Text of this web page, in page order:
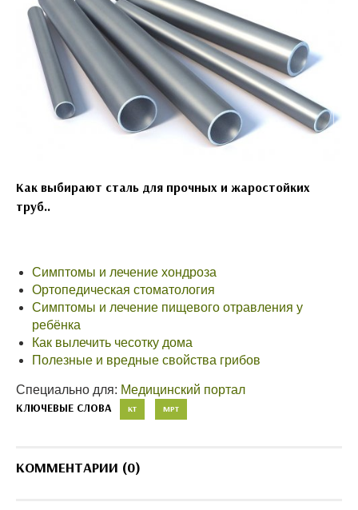
Как выбирают сталь для прочных и жаростойких
труб..
Симптомы и лечение хондроза
Ортопедическая стоматология
Симптомы и лечение пищевого отравления у
ребёнка
Как вылечить чесотку дома
Полезные и вредные свойства грибов
Специально для: Медицинский портал
КЛЮЧЕВЫЕ СЛОВА КТ МРТ
КОММЕНТАРИИ (0)